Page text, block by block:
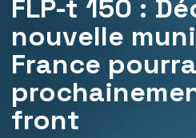
FLP-t 150 :
nouvelle
France
front